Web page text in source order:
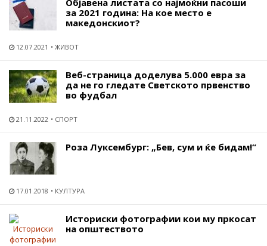
Објавена листата со најмоќни пасоши
за 2021 година: На кое место е
македонскиот?
12.07.2021 ЖИВОТ
Веб-страница доделува 5.000 евра за
да не го гледате Светското првенство
во фудбал
21.11.2022 СПОРТ
Роза Луксембург: „Бев, сум и ќе бидам!“
17.01.2018 КУЛТУРА
Историски фотографии кои му пркосат
на општеството